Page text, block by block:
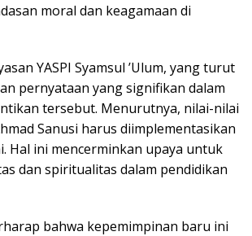
moral dan keagamaan di
YASPI Syamsul ’Ulum, yang turut
pernyataan yang signifikan dalam
tersebut. Menurutnya, nilai-nilai
Sanusi harus diimplementasikan
Hal ini mencerminkan upaya untuk
dan spiritualitas dalam pendidikan
bahwa kepemimpinan baru ini